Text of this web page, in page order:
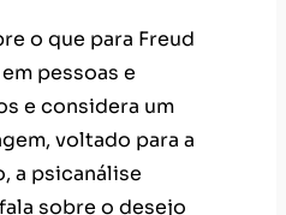
o que para Freud
pessoas e
e considera um
voltado para a
a psicanálise
sobre o desejo